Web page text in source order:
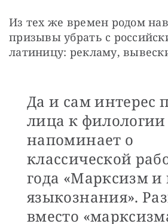
Из тех же времен родом
призывы убрать с
латиницу: рекламу,
Да и сам интерес
лица к
напоминает о
классической
года «Марксизм и
языкознания».
вместо